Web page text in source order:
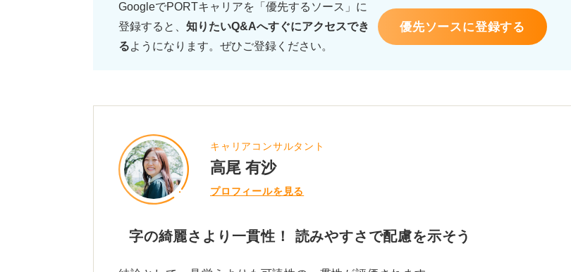
GoogleでPORTキャリアを「優先するソース」に
登録すると、 知りたいQ&Aへすぐにアクセスでき
るようになります。ぜひご登録ください。
優先ソースに登録する
キャリアコンサルタント
高尾 有沙
プロフィールを見る
字の綺麗さより一貫性！ 読みやすさで配慮を示そう